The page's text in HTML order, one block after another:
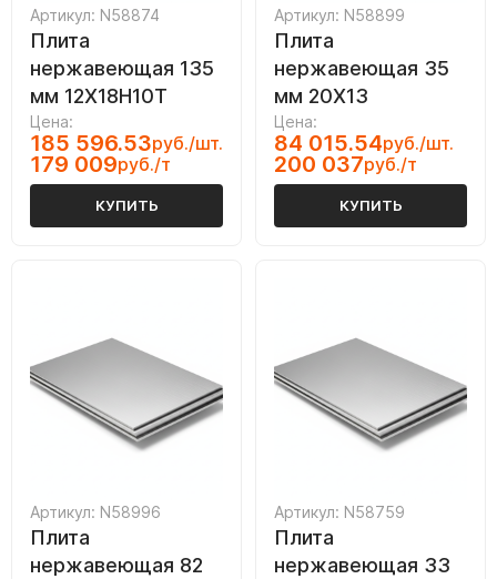
Артикул: N58874
Плита
нержавеющая 135
мм 12Х18Н10Т
Цена:
185 596.53руб./шт.
179 009руб./т
КУПИТЬ
Артикул: N58899
Плита
нержавеющая 35
мм 20Х13
Цена:
84 015.54руб./шт.
200 037руб./т
КУПИТЬ
Артикул: N58996
Плита
нержавеющая 82
Артикул: N58759
Плита
нержавеющая 33